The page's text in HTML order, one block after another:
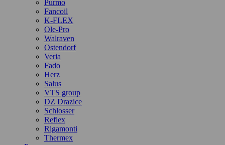
Purmo
Fancoil
K-FLEX
Ole-Pro
Walraven
Ostendorf
Veria
Fado
Herz
Salus
VTS group
DZ Drazice
Schlosser
Reflex
Rigamonti
Thermex